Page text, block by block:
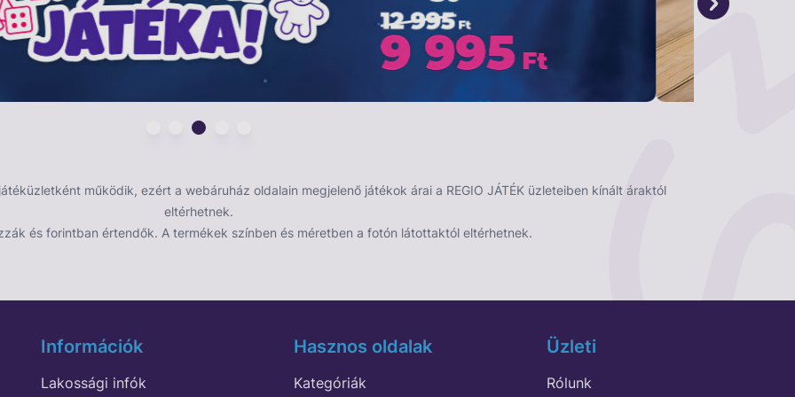
és színekkel érhetők el, így mindenki
felhelyezhetők, és könnyen eltávolíthatók anélkül,
scrapbookhoz, vagy akár ajándékok
segítenek a gyerekek kreatív kifejezésében
csak úgy, hogy meglepjük a kicsiket egy kis
játéküzletként működik, ezért a webáruház oldalain megjelenő játékok árai a REGIO JÁTÉK üzleteiben kínált áraktól
eltérhetnek.
és forintban értendők. A termékek színben és méretben a fotón látottaktól eltérhetnek.
Információk
Lakossági infók
Hasznos oldalak
Kategóriák
Üzleti
Rólunk